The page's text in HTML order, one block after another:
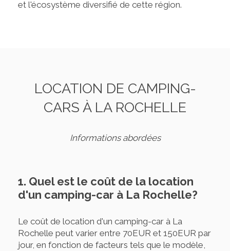
et l'écosystème diversifié de cette région.
LOCATION DE CAMPING-
CARS À LA ROCHELLE
Informations abordées
1. Quel est le coût de la location
d'un camping-car à La Rochelle?
Le coût de location d'un camping-car à La
Rochelle peut varier entre 70EUR et 150EUR par
jour, en fonction de facteurs tels que le modèle,